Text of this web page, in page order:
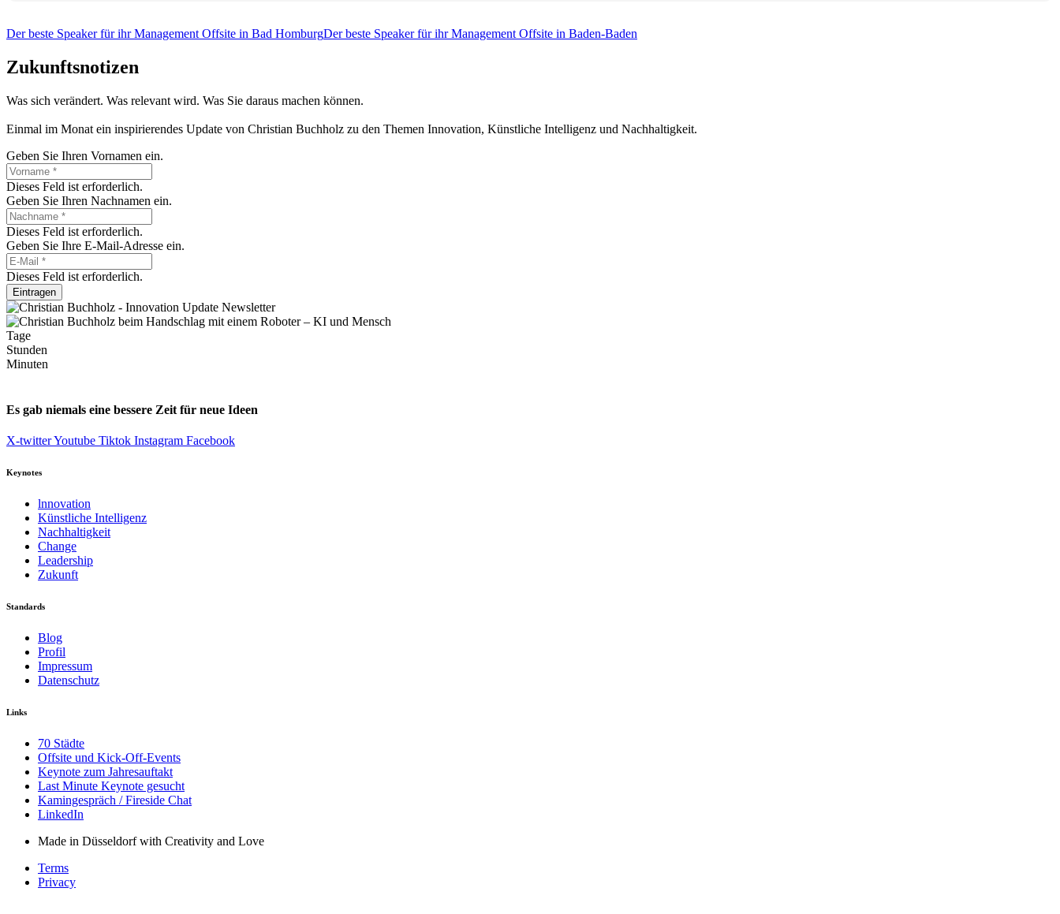
Der beste Speaker für ihr Management Offsite in Bad HomburgDer beste Speaker für ihr Management Offsite in Baden-Baden
Zukunftsnotizen
Was sich verändert. Was relevant wird. Was Sie daraus machen können.
Einmal im Monat ein inspirierendes Update von Christian Buchholz zu den Themen Innovation, Künstliche Intelligenz und Nachhaltigkeit.
Geben Sie Ihren Vornamen ein.
Dieses Feld ist erforderlich.
Geben Sie Ihren Nachnamen ein.
Dieses Feld ist erforderlich.
Geben Sie Ihre E-Mail-Adresse ein.
Dieses Feld ist erforderlich.
Eintragen
Tage
Stunden
Minuten
Es gab niemals eine bessere Zeit für neue Ideen
X-twitterYoutube Tiktok Instagram Facebook
Keynotes
lnnovation
Künstliche Intelligenz
Nachhaltigkeit
Change
Leadership
Zukunft
Standards
Blog
Profil
Impressum
Datenschutz
Links
70 Städte
Offsite und Kick-Off-Events
Keynote zum Jahresauftakt
Last Minute Keynote gesucht
Kamingespräch / Fireside Chat
LinkedIn
Made in Düsseldorf with Creativity and Love
Terms
Privacy